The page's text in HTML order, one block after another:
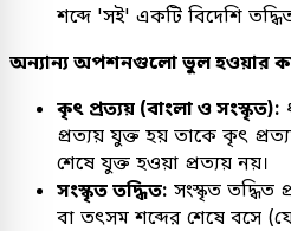
শব্দে 'সই' একটি বিদেশি
অন্যান্য অপশনগুলো ভুল হওয়ার
কৃৎ প্রত্যয় (বাংলা ও সংস্কৃত):
প্রত্যয় যুক্ত হয় তাকে কৃৎ
শেষে যুক্ত হওয়া প্রত্যয় নয়।
সংস্কৃত তদ্ধিত: সংস্কৃত তদ্ধিত
বা তৎসম শব্দের শেষে বসে